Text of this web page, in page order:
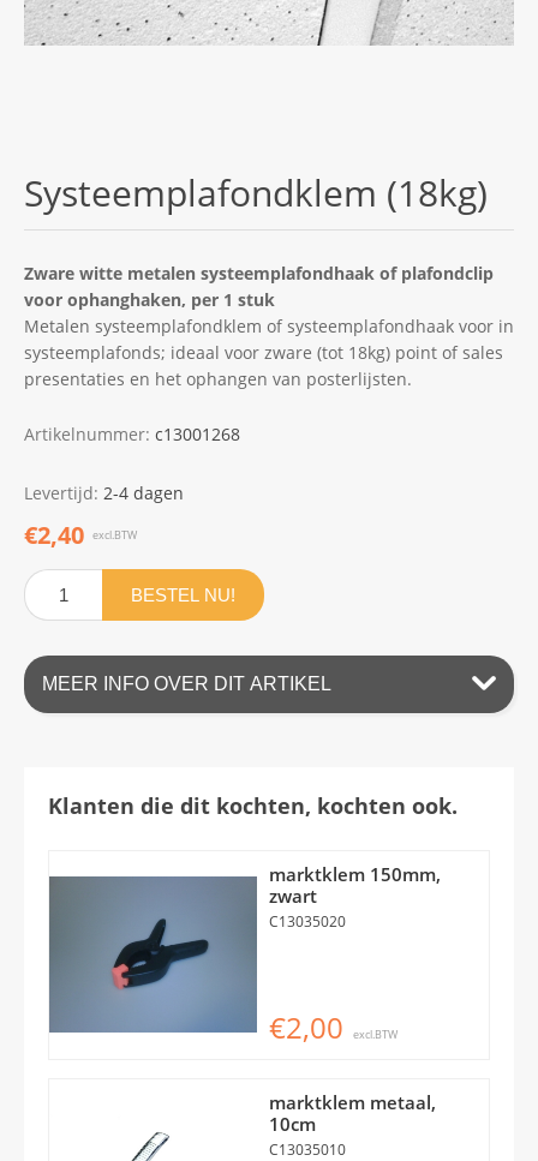
Systeemplafondklem (18kg)
Zware witte metalen systeemplafondhaak of plafondclip
voor ophanghaken, per 1 stuk
Metalen systeemplafondklem of systeemplafondhaak voor in
systeemplafonds; ideaal voor zware (tot 18kg) point of sales
presentaties en het ophangen van posterlijsten.
Artikelnummer: c13001268
Levertijd: 2-4 dagen
€2,40 excl.BTW
BESTEL NU!
MEER INFO OVER DIT ARTIKEL
Klanten die dit kochten, kochten ook.
marktklem 150mm,
zwart
C13035020
€2,00 excl.BTW
marktklem metaal,
10cm
C13035010